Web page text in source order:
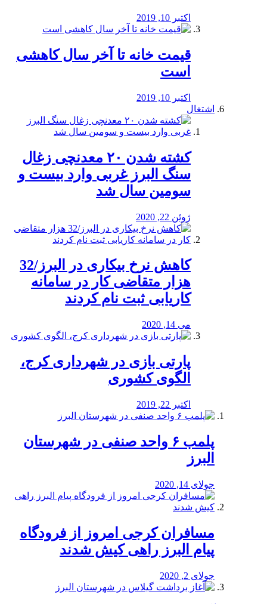
اکتبر 10, 2019
قیمت خانه تا آخر سال کاهشی
است
اکتبر 10, 2019
اشتغال
کشته شدن ۲۰ معدنچی زغال
سنگ البرز غربی وارد بیست و
سومین سال شد
ژوئن 22, 2020
کاهش نرخ بیکاری در البرز/32
هزار متقاضی کار در سامانه
کاریابی ثبت نام کردند
می 14, 2020
پارتی بازی در شهرداری کرج،
الگوی کشوری
اکتبر 22, 2019
پلمب ۶ واحد صنفی در شهرستان
البرز
جولای 14, 2020
مسافران کرجی امروز از فرودگاه
پیام البرز راهی کیش شدند
جولای 2, 2020